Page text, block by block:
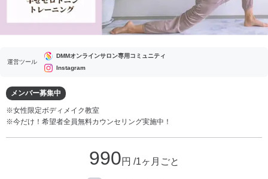
運営ツール
DMMオンラインサロン専用コミュニティ
Instagram
メンバー募集中
※女性限定ボディメイク教室
※今だけ！希望者全員無料カウンセリング実施中！
990円 /1ヶ月ごと